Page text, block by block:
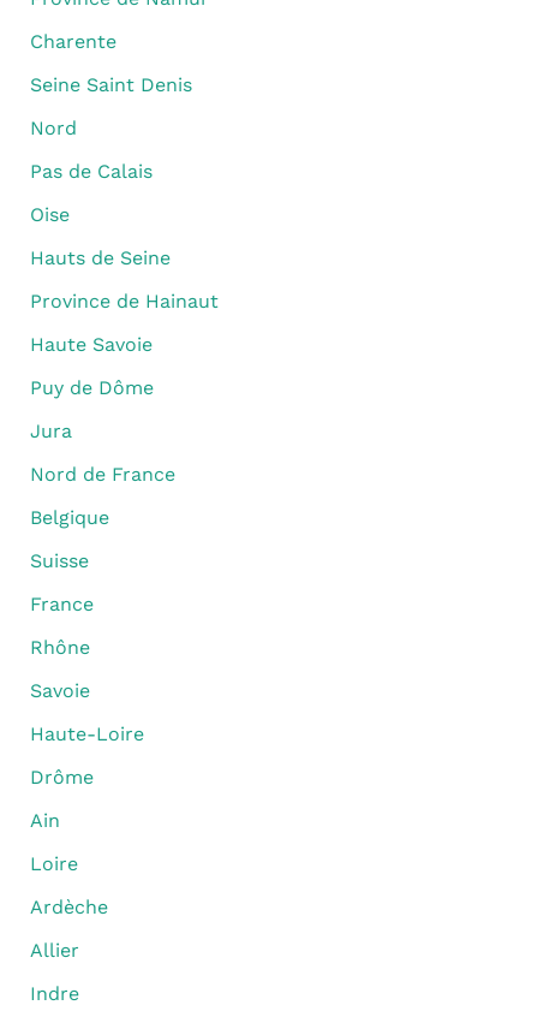
Charente
Seine Saint Denis
Nord
Pas de Calais
Oise
Hauts de Seine
Province de Hainaut
Haute Savoie
Puy de Dôme
Jura
Nord de France
Belgique
Suisse
France
Rhône
Savoie
Haute-Loire
Drôme
Ain
Loire
Ardèche
Allier
Indre